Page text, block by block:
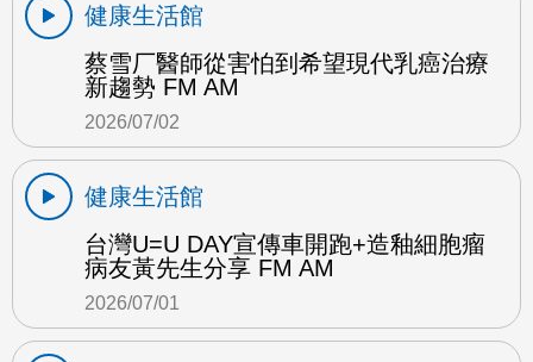
健康生活館
蔡雪厂醫師從害怕到希望現代乳癌治療
新趨勢 FM AM
2026/07/02
健康生活館
台灣U=U DAY宣傳車開跑+造釉細胞瘤
病友黃先生分享 FM AM
2026/07/01